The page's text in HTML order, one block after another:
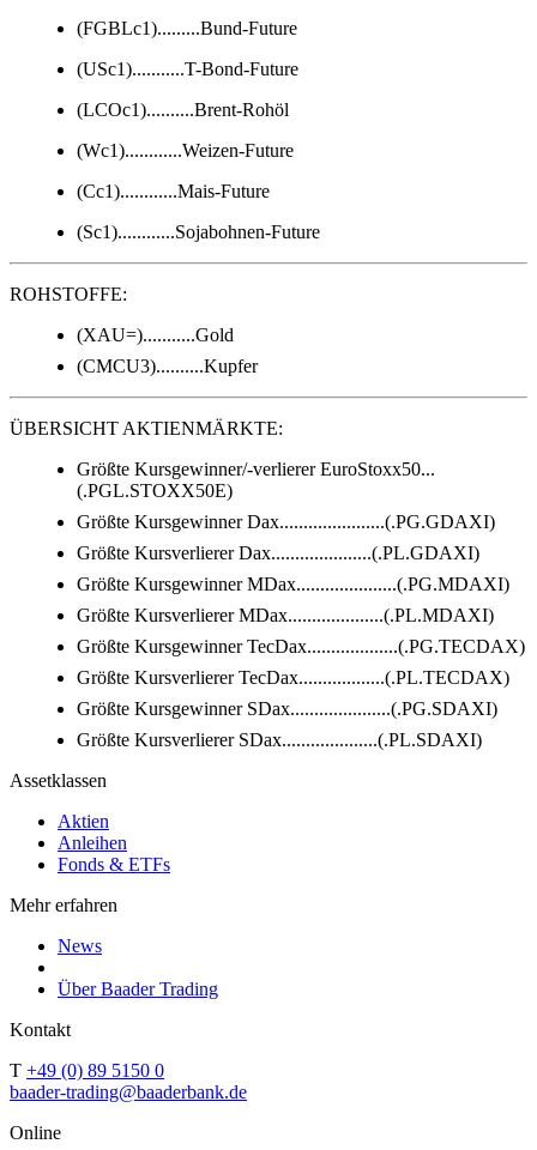
(FGBLc1).........Bund-Future
(USc1)...........T-Bond-Future
(LCOc1)..........Brent-Rohöl
(Wc1)............Weizen-Future
(Cc1)............Mais-Future
(Sc1)............Sojabohnen-Future
ROHSTOFFE:
(XAU=)...........Gold
(CMCU3)..........Kupfer
ÜBERSICHT AKTIENMÄRKTE:
Größte Kursgewinner/-verlierer EuroStoxx50...
(.PGL.STOXX50E)
Größte Kursgewinner Dax......................(.PG.GDAXI)
Größte Kursverlierer Dax.....................(.PL.GDAXI)
Größte Kursgewinner MDax.....................(.PG.MDAXI)
Größte Kursverlierer MDax....................(.PL.MDAXI)
Größte Kursgewinner TecDax...................(.PG.TECDAX)
Größte Kursverlierer TecDax..................(.PL.TECDAX)
Größte Kursgewinner SDax.....................(.PG.SDAXI)
Größte Kursverlierer SDax....................(.PL.SDAXI)
Assetklassen
Aktien
Anleihen
Fonds & ETFs
Mehr erfahren
News
Über Baader Trading
Kontakt
T +49 (0) 89 5150 0
baader-trading@baaderbank.de
Online